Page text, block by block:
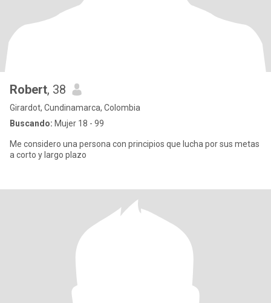
Robert, 38
Girardot, Cundinamarca, Colombia
Buscando: Mujer 18 - 99
Me considero una persona con principios que lucha por sus metas
a corto y largo plazo